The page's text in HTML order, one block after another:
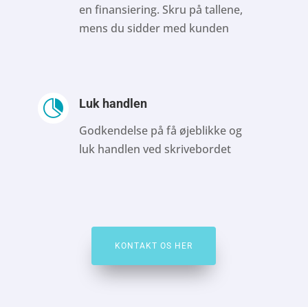
en finansiering. Skru på tallene,
mens du sidder med kunden
 Luk handlen
Godkendelse på få øjeblikke og
luk handlen ved skrivebordet
KONTAKT OS HER